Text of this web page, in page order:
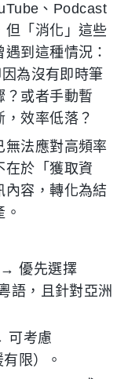
、Podcast
但「消化」這些
到這種情況：
為沒有即時筆
？或者手動暫
效率低落？
無法應對高頻率
在於「獲取資
內容，轉化為結
→ 優先選擇
語，且針對亞洲
可考慮
限）。